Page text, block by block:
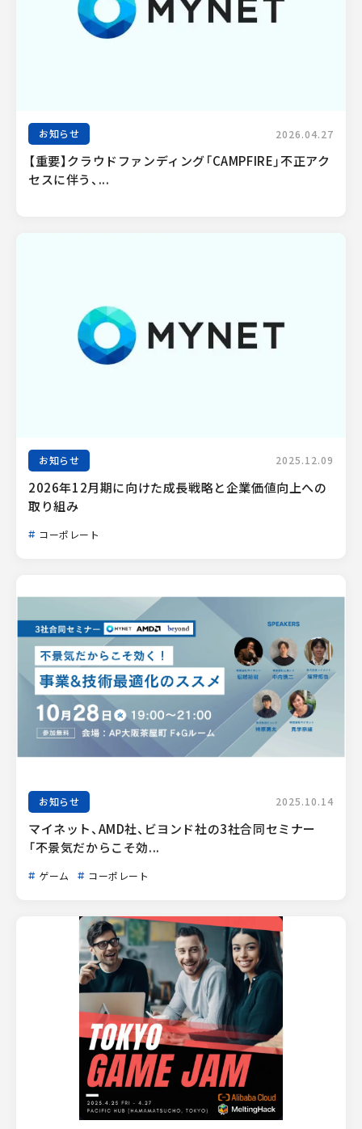
お知らせ 2026.04.27
【重要】クラウドファンディング「CAMPFIRE」不正アク
セスに伴う、...
お知らせ 2025.12.09
2026年12月期に向けた成長戦略と企業価値向上への
取り組み
コーポレート
お知らせ 2025.10.14
マイネット、AMD社、ビヨンド社の3社合同セミナー
「不景気だからこそ効...
ゲーム コーポレート